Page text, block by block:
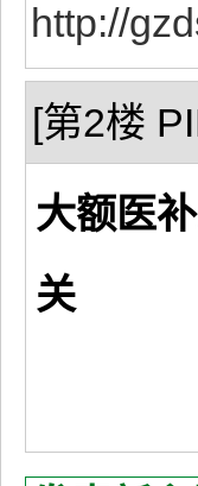
http://
[第2楼
大额医
关